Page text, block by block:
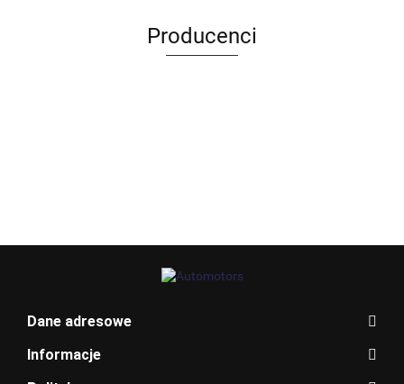
Producenci
Dane adresowe
Informacje